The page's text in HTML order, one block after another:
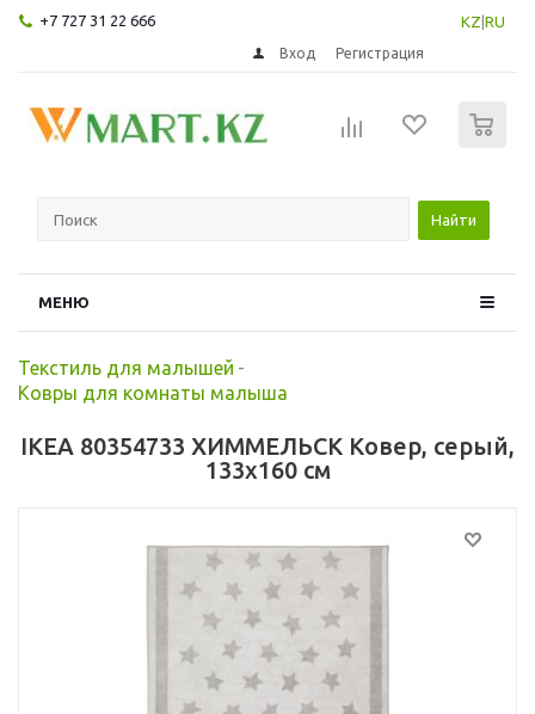
+7 727 31 22 666 KZ RU
Вход Регистрация
Найти
МЕНЮ
Текстиль для малышей -
Ковры для комнаты малыша
IKEA 80354733 ХИММЕЛЬСК Ковер, серый,
133x160 см